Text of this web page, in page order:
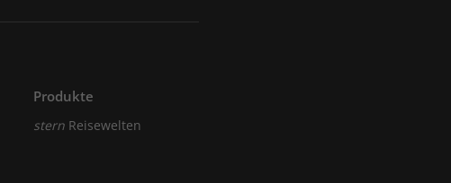
Produkte
sternReisewelten